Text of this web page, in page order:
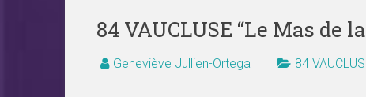
84 VAUCLUSE “Le Mas de
Geneviève Jullien-Ortega 84